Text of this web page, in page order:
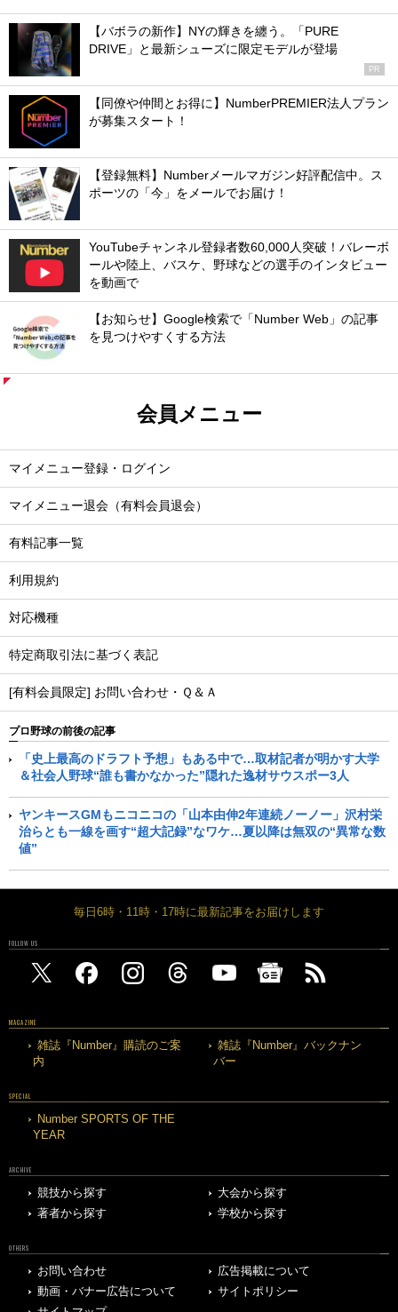
【バボラの新作】NYの輝きを纏う。「PURE
DRIVE」と最新シューズに限定モデルが登場
PR
【同僚や仲間とお得に】NumberPREMIER法人プラン
が募集スタート！
【登録無料】Numberメールマガジン好評配信中。ス
ポーツの「今」をメールでお届け！
YouTubeチャンネル登録者数60,000人突破！バレーボ
ールや陸上、バスケ、野球などの選手のインタビュー
を動画で
【お知らせ】Google検索で「Number Web」の記事
を見つけやすくする方法
会員メニュー
マイメニュー登録・ログイン
マイメニュー退会（有料会員退会）
有料記事一覧
利用規約
対応機種
特定商取引法に基づく表記
[有料会員限定] お問い合わせ・Ｑ＆Ａ
プロ野球の前後の記事
「史上最高のドラフト予想」もある中で…取材記者が明かす大学
＆社会人野球“誰も書かなかった”隠れた逸材サウスポー3人
ヤンキースGMもニコニコの「山本由伸2年連続ノーノー」沢村栄
治らとも一線を画す“超大記録”なワケ…夏以降は無双の“異常な数
値”
毎日6時・11時・17時に最新記事をお届けします
FOLLOW US
MAGAZINE
雑誌『Number』購読のご案
内
雑誌『Number』バックナン
バー
SPECIAL
Number SPORTS OF THE
YEAR
ARCHIVE
競技から探す
大会から探す
著者から探す
学校から探す
OTHERS
お問い合わせ
広告掲載について
動画・バナー広告について
サイトポリシー